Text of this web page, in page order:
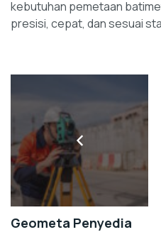
kebutuhan pemetaan
presisi, cepat, dan sesuai
Geometa Penyedia